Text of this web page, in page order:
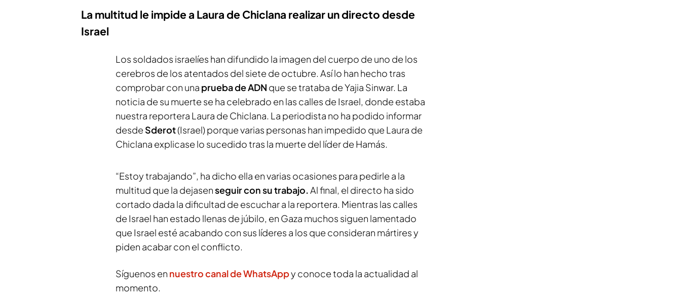
La multitud le impide a Laura de Chiclana realizar un directo desde
Israel
Los soldados israelíes han difundido la imagen del cuerpo de uno de los
cerebros de los atentados del siete de octubre. Así lo han hecho tras
comprobar con una prueba de ADN que se trataba de Yajia Sinwar. La
noticia de su muerte se ha celebrado en las calles de Israel, donde estaba
nuestra reportera Laura de Chiclana. La periodista no ha podido informar
desde Sderot(Israel) porque varias personas han impedido que Laura de
Chiclana explicase lo sucedido tras la muerte del líder de Hamás.
“Estoy trabajando”, ha dicho ella en varias ocasiones para pedirle a la
multitud que la dejasenseguir con su trabajo.Al final, el directo ha sido
cortado dada la dificultad de escuchar a la reportera. Mientras las calles
de Israel han estado llenas de júbilo, en Gaza muchos siguen lamentado
que Israel esté acabando con sus líderes a los que consideran mártires y
piden acabar con el conflicto.
Síguenos en nuestro canal de WhatsAppy conoce toda la actualidad al
momento.